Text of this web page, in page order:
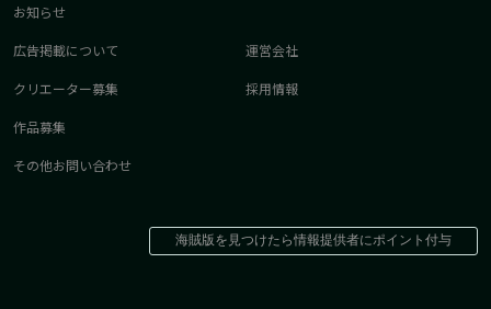
お知らせ
広告掲載について
クリエーター募集
作品募集
その他お問い合わせ
運営会社
採用情報
海賊版を見つけたら情報提供者にポイント付与